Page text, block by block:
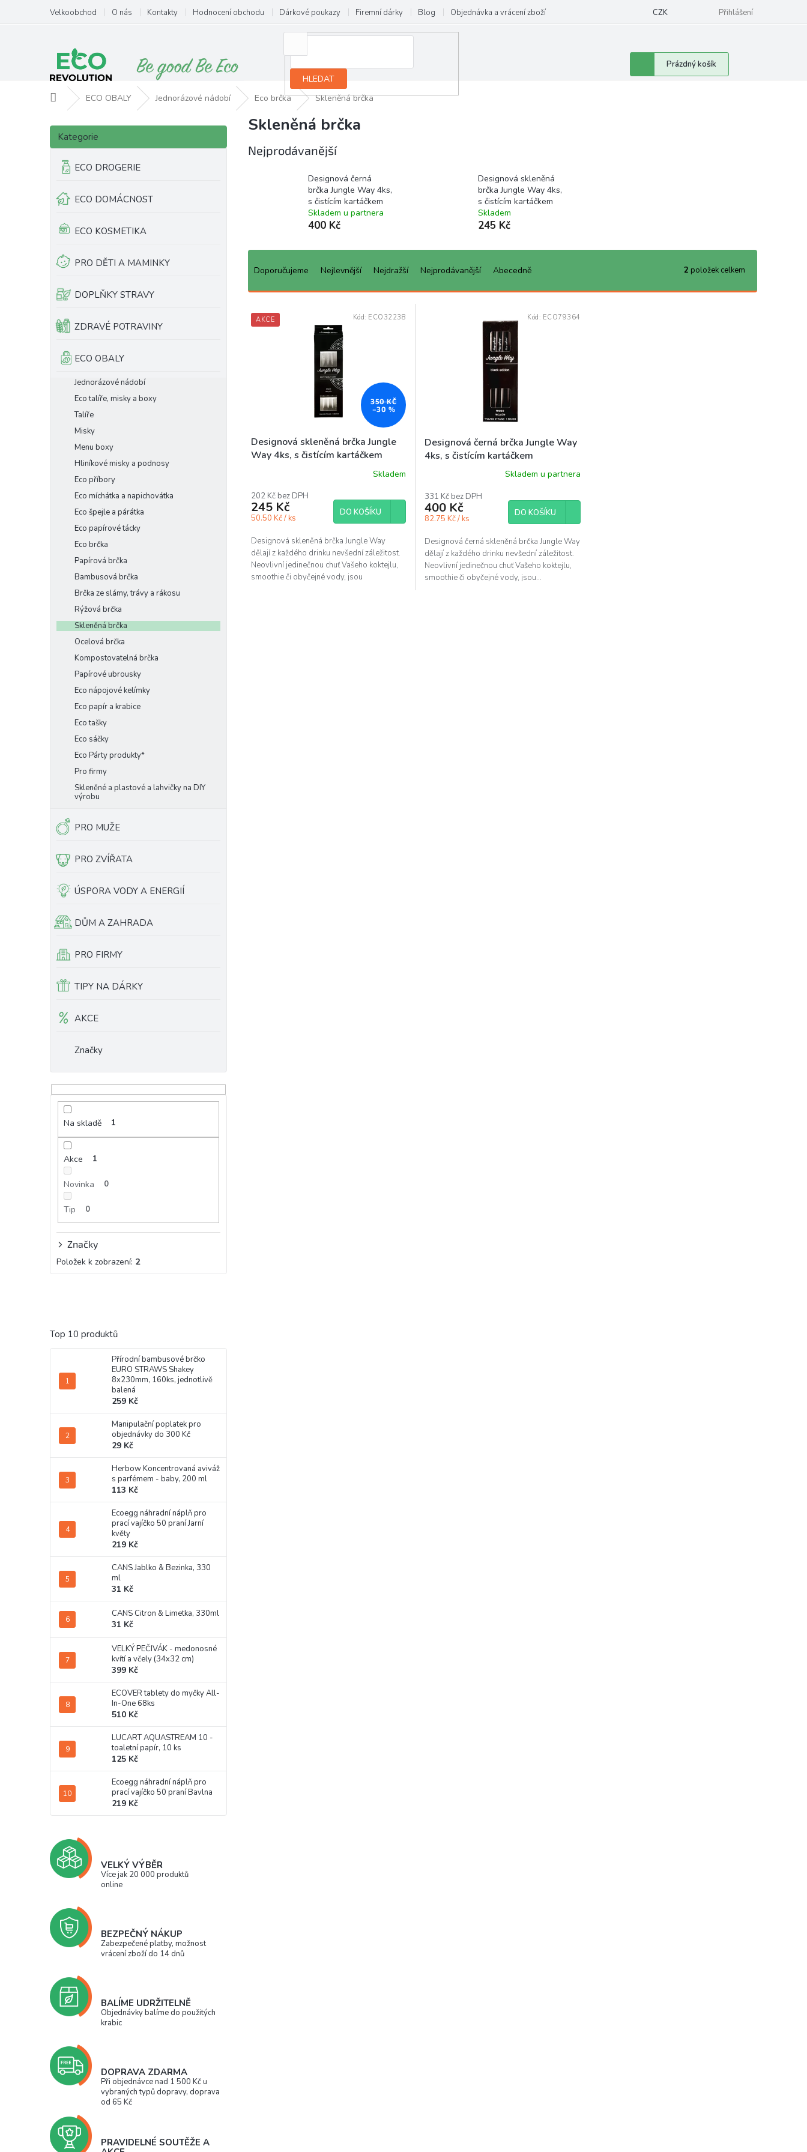
obsah
Velkoobchod O nás Kontakty Hodnocení obchodu Dárkové poukazy Firemní dárky Blog Objednávka a vrácení zboží CZK Přihlášení
HLEDAT
Nákupní
košík
Prázdný košík
Domů ECO OBALY Jednorázové nádobí Eco brčka Skleněná brčka
P
s
n
n
Přeskočit
kategorie
Kategorie
ECO DROGERIE
ECO DOMÁCNOST
ECO KOSMETIKA
PRO DĚTI A MAMINKY
DOPLŇKY STRAVY
ZDRAVÉ POTRAVINY
ECO OBALY
Jednorázové nádobí
Eco talíře, misky a boxy
Talíře
Misky
Menu boxy
Hliníkové misky a podnosy
Eco příbory
Eco míchátka a napichovátka
Eco špejle a párátka
Eco papírové tácky
Eco brčka
Papírová brčka
Bambusová brčka
Brčka ze slámy, trávy a rákosu
Rýžová brčka
Skleněná brčka
Ocelová brčka
Kompostovatelná brčka
Papírové ubrousky
Eco nápojové kelímky
Eco papír a krabice
Eco tašky
Eco sáčky
Eco Párty produkty*
Pro firmy
Skleněné a plastové a lahvičky na DIY
výrobu
PRO MUŽE
PRO ZVÍŘATA
ÚSPORA VODY A ENERGIÍ
DŮM A ZAHRADA
PRO FIRMY
TIPY NA DÁRKY
AKCE
Značky
Na skladě 1
Akce 1
Novinka 0
Tip 0
Značky
Položek k zobrazení: 2
Top 10 produktů
Přírodní bambusové brčko
EURO STRAWS Shakey
8x230mm, 160ks, jednotlivě
balená
259 Kč
Manipulační poplatek pro
objednávky do 300 Kč
29 Kč
Herbow Koncentrovaná aviváž
s parfémem - baby, 200 ml
113 Kč
Ecoegg náhradní náplň pro
prací vajíčko 50 praní Jarní
květy
219 Kč
CANS Jablko & Bezinka, 330
ml
31 Kč
CANS Citron & Limetka, 330ml
31 Kč
VELKÝ PEČIVÁK - medonosné
kvítí a včely (34x32 cm)
399 Kč
ECOVER tablety do myčky All-
In-One 68ks
510 Kč
LUCART AQUASTREAM 10 -
toaletní papír, 10 ks
125 Kč
Ecoegg náhradní náplň pro
prací vajíčko 50 praní Bavlna
219 Kč
VELKÝ VÝBĚR
Více jak 20 000 produktů
online
BEZPEČNÝ NÁKUP
Zabezpečené platby, možnost
vrácení zboží do 14 dnů
BALÍME UDRŽITELNĚ
Objednávky balíme do použitých
krabic
DOPRAVA ZDARMA
Při objednávce nad 1 500 Kč u
vybraných typů dopravy, doprava
od 65 Kč
PRAVIDELNÉ SOUTĚŽE A
Skleněná brčka
Nejprodávanější
Designová černá
brčka Jungle Way 4ks,
s čistícím kartáčkem
Skladem u partnera
400 Kč
Designová skleněná
brčka Jungle Way 4ks,
s čistícím kartáčkem
Skladem
245 Kč
Ř
e
Doporučujeme Nejlevnější Nejdražší Nejprodávanější Abecedně 2 položek celkem
V
ý
k
t
AKCE
350 KČ
–30 %
Designová skleněná brčka Jungle
Way 4ks, s čistícím kartáčkem
Skladem
202 Kč bez DPH
245 Kč
50.50 Kč / ks
DO KOŠÍKU
Designová skleněná brčka Jungle Way
dělají z každého drinku nevšední záležitost.
Neovlivní jedinečnou chuť Vašeho koktejlu,
smoothie či obyčejné vody, jsou
Kód: ECO32238
Designová černá brčka Jungle Way
4ks, s čistícím kartáčkem
Skladem u partnera
331 Kč bez DPH
400 Kč
82.75 Kč / ks
DO KOŠÍKU
Designová černá skleněná brčka Jungle Way
dělají z každého drinku nevšední záležitost.
Neovlivní jedinečnou chuť Vašeho koktejlu,
smoothie či obyčejné vody, jsou...
Kód: ECO79364